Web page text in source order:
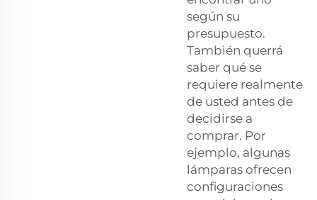
según su
presupuesto.
También querrá
saber qué se
requiere realmente
de usted antes de
decidirse a
comprar. Por
ejemplo, algunas
lámparas ofrecen
configuraciones